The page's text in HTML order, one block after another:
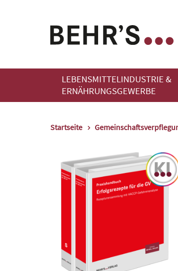
LEBENSMITTELINDUSTRIE &
ERNÄHRUNGSGEWERBE
Startseite